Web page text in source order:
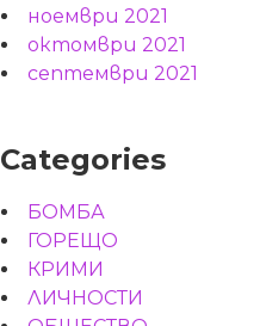
ноември 2021
октомври 2021
септември 2021
Categories
БОМБА
ГОРЕЩО
КРИМИ
ЛИЧНОСТИ